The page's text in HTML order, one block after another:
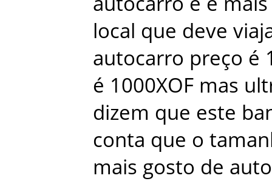
local que deve
autocarro preço é
é 1000XOF mas
dizem que este
conta que o
mais gosto de